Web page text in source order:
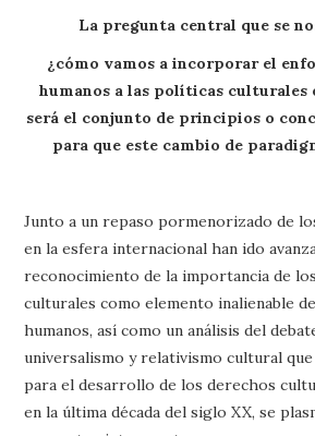
La pregunta central que se
¿cómo vamos a incorporar el
humanos a las políticas culturales
será el conjunto de principios o
para que este cambio de
Junto a un repaso pormenorizado de
en la esfera internacional han ido
reconocimiento de la importancia de
culturales como elemento inalienable
humanos, así como un análisis del
universalismo y relativismo cultural
para el desarrollo de los derechos
en la última década del siglo XX, se